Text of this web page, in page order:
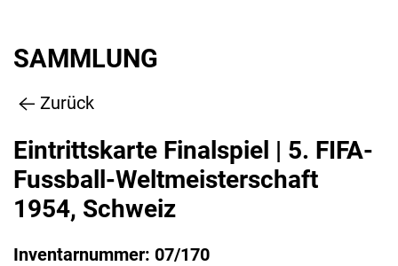
SAMMLUNG
Zurück
Eintrittskarte Finalspiel | 5. FIFA-
Fussball-Weltmeisterschaft
1954, Schweiz
Inventarnummer: 07/170